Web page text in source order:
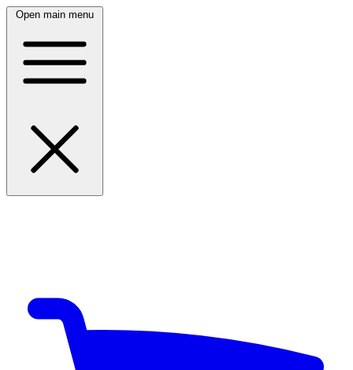
Open main menu